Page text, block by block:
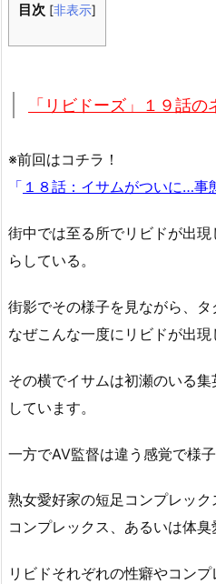
目次 [非表示]
「リビドーズ」１９話の
※前回はコチラ！
「 １８話：イサムがついに…事
街中では至る所でリビドが出
らしている。
街影でその様子を見ながら、タ
なぜこんな一度にリビドが出現
その横でイサムは初瀬のいる
しています。
一方でAV監督は違う感覚で様子
熟女愛好家の短足コンプレッ
コンプレックス、あるいは体臭
リビドそれぞれの性癖やコン